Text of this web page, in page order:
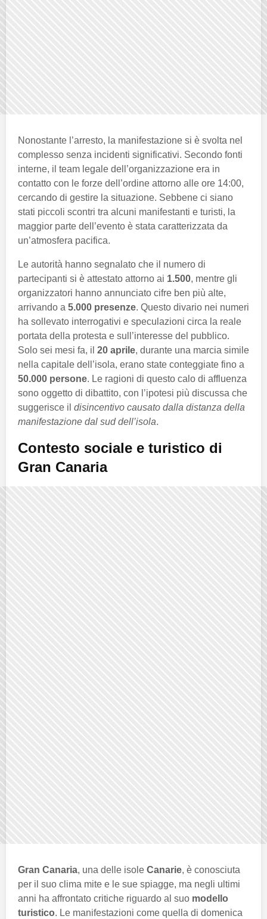
Nonostante l’arresto, la manifestazione si è svolta nel
complesso senza incidenti significativi. Secondo fonti
interne, il team legale dell’organizzazione era in
contatto con le forze dell’ordine attorno alle ore 14:00,
cercando di gestire la situazione. Sebbene ci siano
stati piccoli scontri tra alcuni manifestanti e turisti, la
maggior parte dell’evento è stata caratterizzata da
un’atmosfera pacifica.
Le autorità hanno segnalato che il numero di
partecipanti si è attestato attorno ai 1.500, mentre gli
organizzatori hanno annunciato cifre ben più alte,
arrivando a 5.000 presenze. Questo divario nei numeri
ha sollevato interrogativi e speculazioni circa la reale
portata della protesta e sull’interesse del pubblico.
Solo sei mesi fa, il 20 aprile, durante una marcia simile
nella capitale dell’isola, erano state conteggiate fino a
50.000 persone. Le ragioni di questo calo di affluenza
sono oggetto di dibattito, con l’ipotesi più discussa che
suggerisce il disincentivo causato dalla distanza della
manifestazione dal sud dell’isola.
Contesto sociale e turistico di
Gran Canaria
Gran Canaria, una delle isole Canarie, è conosciuta
per il suo clima mite e le sue spiagge, ma negli ultimi
anni ha affrontato critiche riguardo al suo modello
turistico. Le manifestazioni come quella di domenica